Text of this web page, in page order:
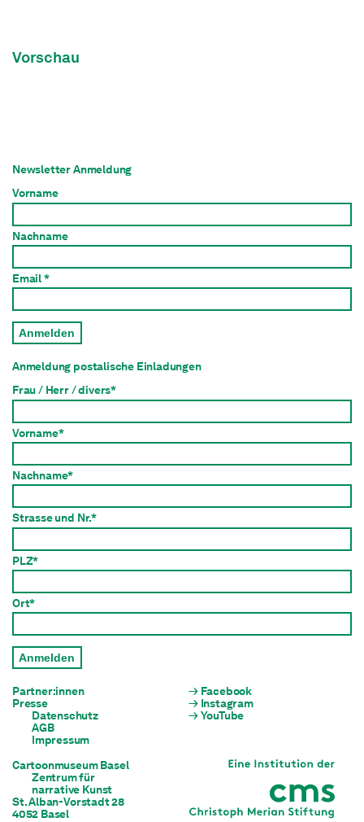
Vorschau
Newsletter Anmeldung
Vorname
Nachname
Email *
Anmelden
Anmeldung postalische Einladungen
Frau / Herr / divers*
Vorname*
Nachname*
Strasse und Nr.*
PLZ*
Ort*
Anmelden
Partner:innen
Presse
Datenschutz
AGB
Impressum
Facebook
Instagram
YouTube
Cartoonmuseum Basel
Zentrum für
narrative Kunst
St. Alban-Vorstadt 28
4052 Basel